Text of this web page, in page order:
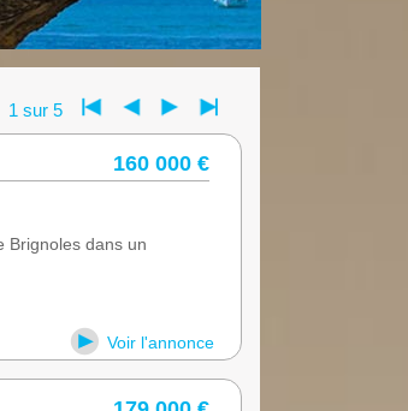
1 sur 5
160 000 €
Brignoles dans un
Voir l'annonce